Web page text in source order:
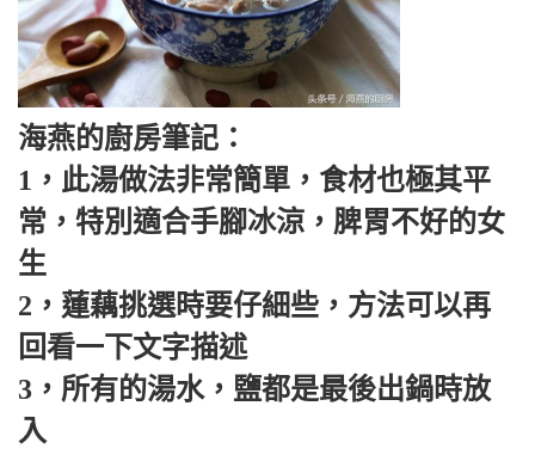
海燕的廚房筆記：
1，此湯做法非常簡單，食材也極其平
常，特別適合手腳冰涼，脾胃不好的女
生
2，蓮藕挑選時要仔細些，方法可以再
回看一下文字描述
3，所有的湯水，鹽都是最後出鍋時放
入